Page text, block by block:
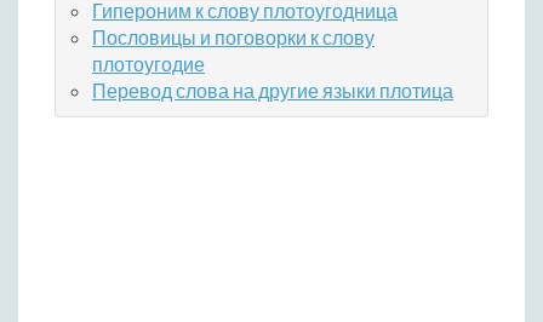
Гипероним к слову плотоугодница
Пословицы и поговорки к слову
плотоугодие
Перевод слова на другие языки плотица